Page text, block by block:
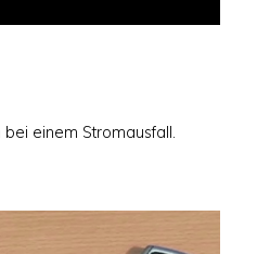
einem Stromausfall.